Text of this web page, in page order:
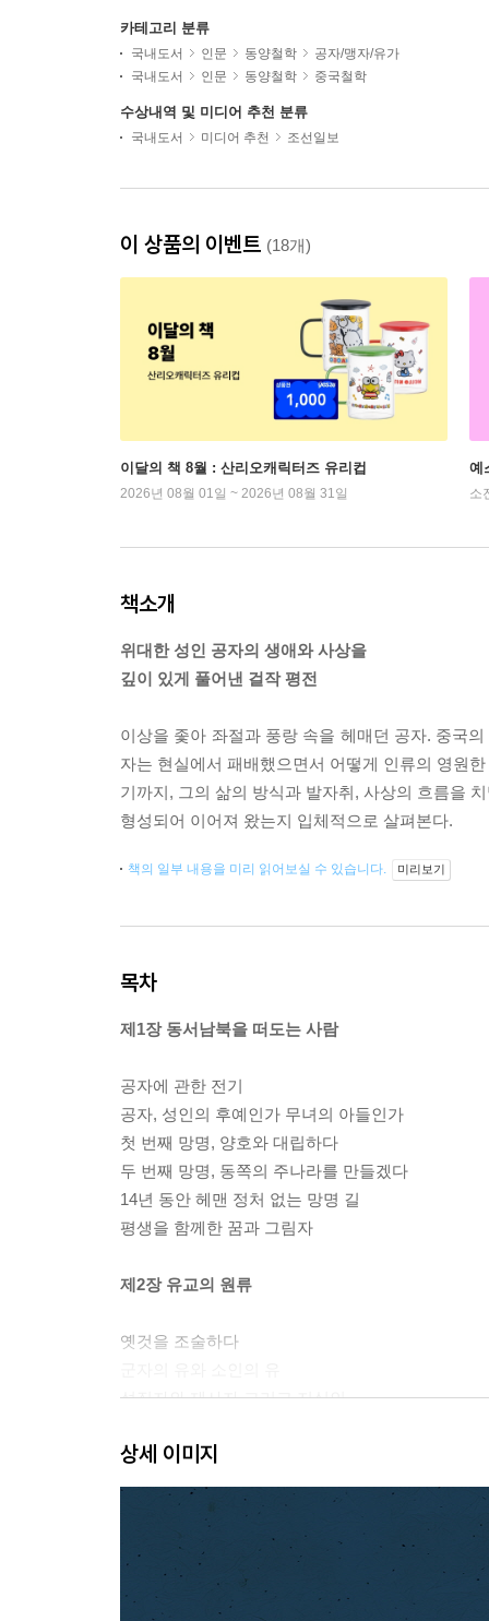
카테고리 분류
국내도서 인문 동양철학
공자/맹자/유가
국내도서
인문 동양철학 중국철학
수상내역 및 미디어 추천 분류
국내도서 미디어 추천 조선일보
이 상품의 이벤트 (18개)
이달의 책 8월 : 산리오캐릭터즈 유리컵
2026년 08월 01일 ~ 2026년 08월 31일
예
소
책소개
위대한 성인 공자의 생애와 사상을
깊이 있게 풀어낸 걸작 평전
이상을 좇아 좌절과 풍랑 속을 헤매던 공자. 중국
자는 현실에서 패배했으면서 어떻게 인류의 영원
기까지, 그의 삶의 방식과 발자취, 사상의 흐름을
형성되어 이어져 왔는지 입체적으로 살펴본다.
책의 일부 내용을 미리 읽어보실 수 있습니다. 미리보기
목차
제1장 동서남북을 떠도는 사람
공자에 관한 전기
공자, 성인의 후예인가 무녀의 아들인가
첫 번째 망명, 양호와 대립하다
두 번째 망명, 동쪽의 주나라를 만들겠다
14년 동안 헤맨 정처 없는 망명 길
평생을 함께한 꿈과 그림자
제2장 유교의 원류
옛것을 조술하다
성직자와 제사자 그리고 지식인
주공으로 회귀하다
유교의 성립
체제 밖의 인간
상세 이미지